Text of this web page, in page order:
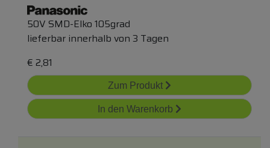
50V SMD-Elko 105grad
lieferbar innerhalb von 3 Tagen
€ 2,81
Zum Produkt
In den Warenkorb